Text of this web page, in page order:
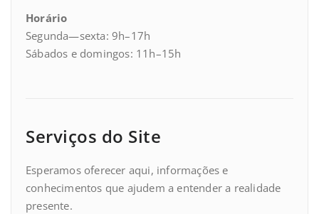
Horário
Segunda—sexta: 9h–17h
Sábados e domingos: 11h–15h
Serviços do Site
Esperamos oferecer aqui, informações e
conhecimentos que ajudem a entender a realidade
presente.